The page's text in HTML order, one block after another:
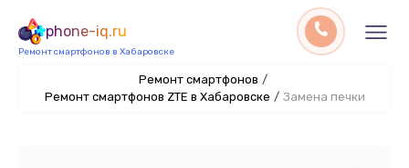
phone-iq.ru
Ремонт смартфонов в Хабаровске
Ремонт смартфонов /
Ремонт смартфонов ZTE в Хабаровске / Замена печки